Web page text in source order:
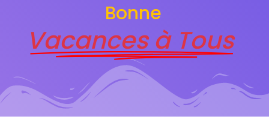
Bonne
Vacances à Tous